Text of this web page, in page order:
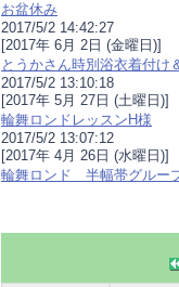
お盆休み
2017/5/2 14:42:27
[2017年 6月 2日 (金曜日)]
とうかさん時別浴衣着付け
2017/5/2 13:10:18
[2017年 5月 27日 (土曜日)]
輪舞ロンドレッスンH様
2017/5/2 13:07:12
[2017年 4月 26日 (水曜日)]
輪舞ロンド 半幅帯グルー